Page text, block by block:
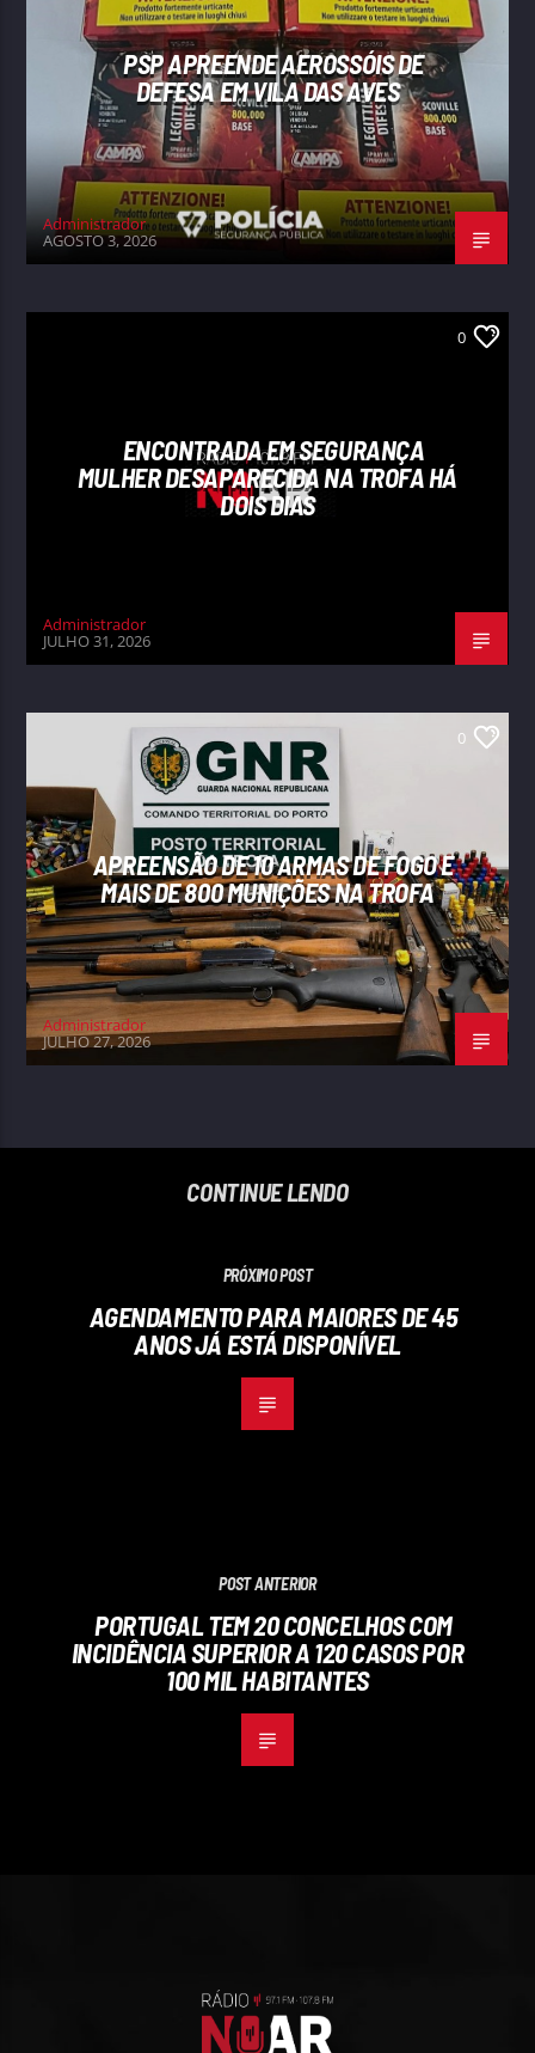
PSP APREENDE AEROSSÓIS DE
DEFESA EM VILA DAS AVES
Administrador
AGOSTO 3, 2026
0
ENCONTRADA EM SEGURANÇA
MULHER DESAPARECIDA NA TROFA HÁ
DOIS DIAS
Administrador
JULHO 31, 2026
0
APREENSÃO DE 10 ARMAS DE FOGO E
MAIS DE 800 MUNIÇÕES NA TROFA
Administrador
JULHO 27, 2026
CONTINUE LENDO
PRÓXIMO POST
AGENDAMENTO PARA MAIORES DE 45
ANOS JÁ ESTÁ DISPONÍVEL
POST ANTERIOR
PORTUGAL TEM 20 CONCELHOS COM
INCIDÊNCIA SUPERIOR A 120 CASOS POR
100 MIL HABITANTES